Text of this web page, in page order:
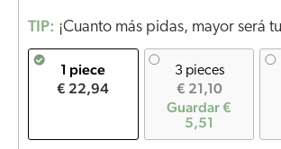
TIP: ¡Cuanto más pidas, mayor será
1 piece
€ 22,94
3 pieces
€ 21,10
Guardar €
5,51